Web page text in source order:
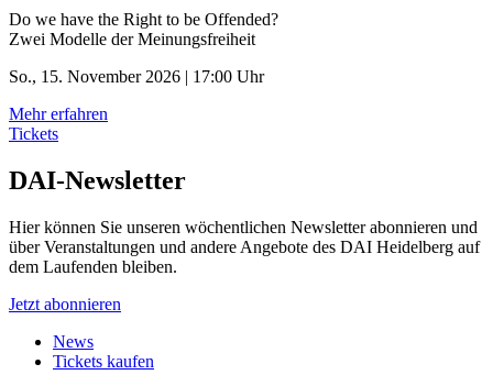
Do we have the Right to be Offended?
Zwei Modelle der Meinungsfreiheit
So., 15. November 2026 | 17:00 Uhr
Mehr erfahren
Tickets
DAI-Newsletter
Hier können Sie unseren wöchentlichen Newsletter abonnieren und
über Veranstaltungen und andere Angebote des DAI Heidelberg auf
dem Laufenden bleiben.
Jetzt abonnieren
News
Tickets kaufen